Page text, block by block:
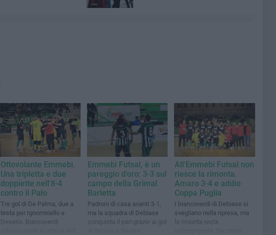
Ottovolante Emmebi.
Una tripletta e due
doppiette nell'8-4
contro il Palo
Tre gol di De Palma, due a
testa per Ignomiriello e
Deserio. Biancoverdi
Emmebi Futsal, è un
pareggio d'oro: 3-3 sul
campo della Grimal
Barletta
Padroni di casa avanti 3-1,
ma la squadra di Debiase
conquista il pari grazie ai gol
All'Emmebi Futsal non
riesce la rimonta.
Amaro 3-4 e addio
Coppa Puglia
I biancoverdi di Debiase si
svegliano nella ripresa, ma
la rimonta resta